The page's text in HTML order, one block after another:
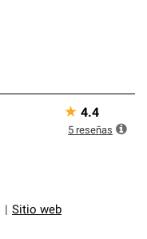
Sitio web
★ 4.4
5 reseñas